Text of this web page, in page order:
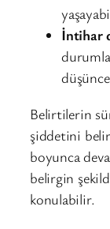
İntihar
Belirtilerin
şiddetini
boyunca
belirgin
konulabilir.